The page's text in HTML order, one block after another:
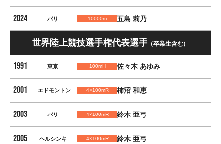
2024 パリ 10000m 五島 莉乃
世界陸上競技選手権代表選手 （卒業生含む）
1991 東京 100mH 佐々木 あゆみ
2001 エドモントン 4×100mR 柿沼 和恵
2003 パリ 4×100mR 鈴木 亜弓
2005 ヘルシンキ 4×100mR 鈴木 亜弓